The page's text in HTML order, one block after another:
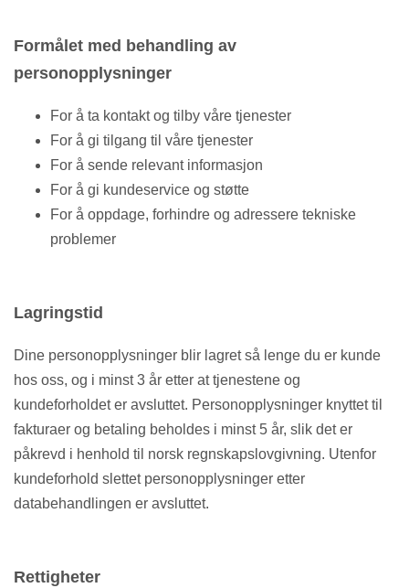
Formålet med behandling av
personopplysninger
For å ta kontakt og tilby våre tjenester
For å gi tilgang til våre tjenester
For å sende relevant informasjon
For å gi kundeservice og støtte
For å oppdage, forhindre og adressere tekniske
problemer
Lagringstid
Dine personopplysninger blir lagret så lenge du er kunde
hos oss, og i minst 3 år etter at tjenestene og
kundeforholdet er avsluttet. Personopplysninger knyttet til
fakturaer og betaling beholdes i minst 5 år, slik det er
påkrevd i henhold til norsk regnskapslovgivning. Utenfor
kundeforhold slettet personopplysninger etter
databehandlingen er avsluttet.
Rettigheter